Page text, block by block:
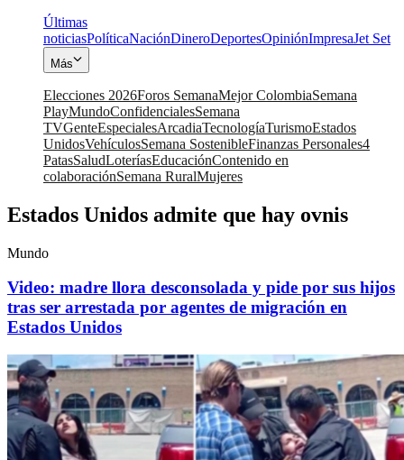
Últimas
noticiasPolíticaNaciónDineroDeportesOpiniónImpresaJet Set
Más
Elecciones 2026Foros SemanaMejor ColombiaSemana
PlayMundoConfidencialesSemana
TVGenteEspecialesArcadiaTecnologíaTurismoEstados
UnidosVehículosSemana SostenibleFinanzas Personales4
PatasSaludLoteríasEducaciónContenido en
colaboraciónSemana RuralMujeres
Estados Unidos admite que hay ovnis
Mundo
Video: madre llora desconsolada y pide por sus hijos
tras ser arrestada por agentes de migración en
Estados Unidos